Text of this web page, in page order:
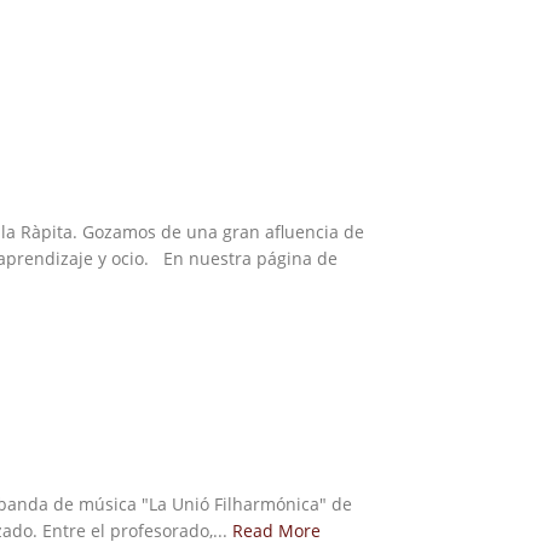
Ràpita. Gozamos de una gran afluencia de
y ocio. En nuestra página de
de música "La Unió Filharmónica" de
Entre el profesorado,... Read More